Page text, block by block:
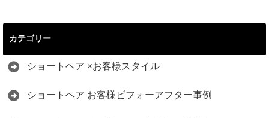
カテゴリー
ショートヘア ×お客様スタイル
ショートヘア お客様ビフォーアフター事例